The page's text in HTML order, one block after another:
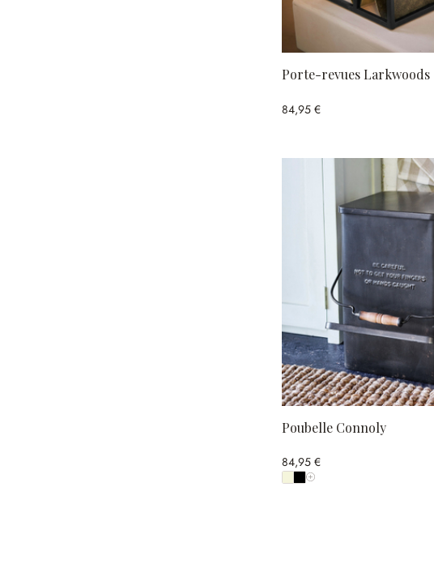
Porte-revues Larkwoods
84,95 €
Poubelle Connoly
84,95 €